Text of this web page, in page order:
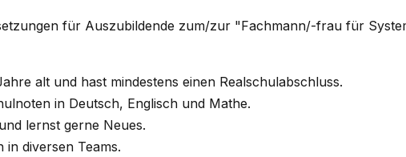
für Auszubildende zum/zur "Fachmann/-frau für
alt und hast mindestens einen Realschulabschluss.
in Deutsch, Englisch und Mathe.
lernst gerne Neues.
in diversen Teams.